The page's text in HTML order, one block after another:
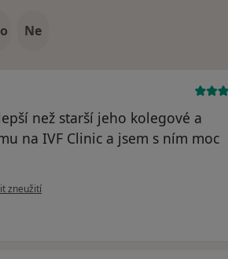
Ne
než starší jeho kolegové a
na IVF Clinic a jsem s ním moc
uživatele Váš účet byl odstraněn
zneužití